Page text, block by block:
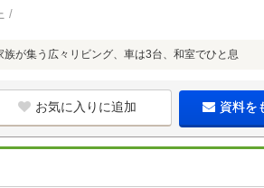
族が集う広々リビング、車は3台、和室でひと息
お気に入りに追加 資料を